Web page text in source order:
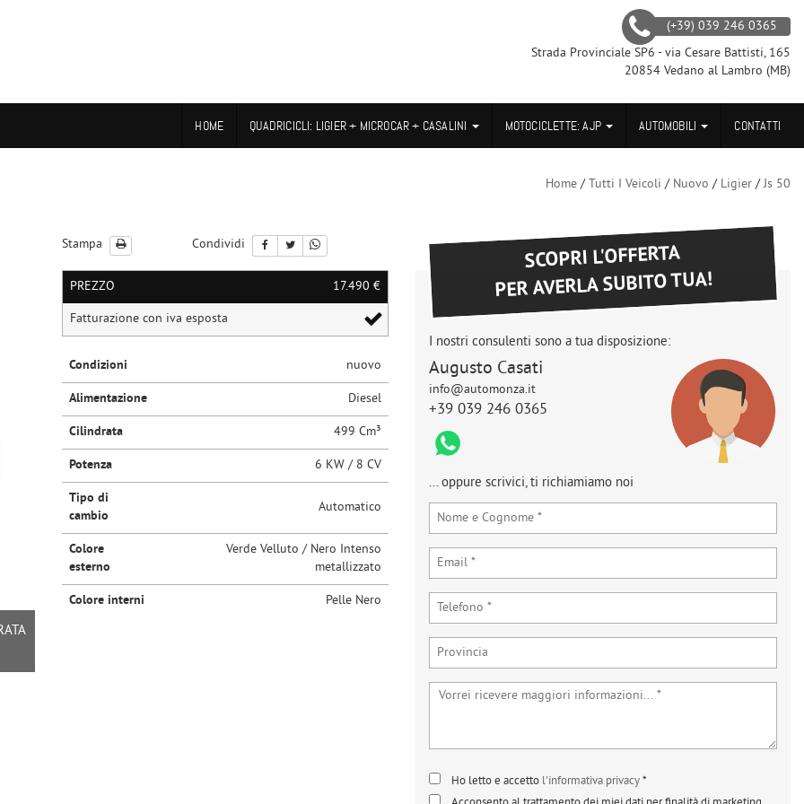
(+39) 039 246 0365
Strada Provinciale SP6 - via Cesare Battisti, 165
20854 Vedano al Lambro (MB)
HOME QUADRICICLI: LIGIER + MICROCAR + CASALINI MOTOCICLETTE: AJP AUTOMOBILI CONTATTI
Home /Tutti I Veicoli / Nuovo / Ligier /Js 50
Stampa Condividi
PREZZO 17.490 €
Fatturazione con iva esposta
Condizioni nuovo
Alimentazione Diesel
Cilindrata 499 Cm³
Potenza 6 KW / 8 CV
Tipo di
cambio
Automatico
Colore
esterno
Verde Velluto / Nero Intenso
metallizzato
Colore interni Pelle Nero
SCOPRI L'OFFERTA
PER AVERLA SUBITO TUA!
I nostri consulenti sono a tua disposizione:
Augusto Casati
info@automonza.it
+39 039 246 0365
... oppure scrivici, ti richiamiamo noi
Ho letto e accetto l'informativa privacy*